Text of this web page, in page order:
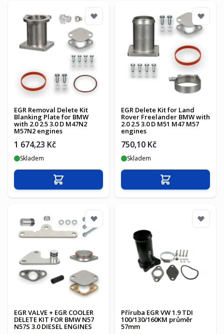
EGR Removal Delete Kit
Blanking Plate for BMW
with 2.0 2.5 3.0 D M47N2
M57N2 engines
1 674,23 Kč
Skladem
Přidat do košíku
EGR Delete Kit for Land
Rover Freelander BMW with
2.0 2.5 3.0 D M51 M47 M57
engines
750,10 Kč
Skladem
Přidat do košíku
EGR VALVE + EGR COOLER
DELETE KIT FOR BMW N57
N57S 3.0 DIESEL ENGINES
Příruba EGR VW 1.9 TDI
100/130/160KM průměr
57mm